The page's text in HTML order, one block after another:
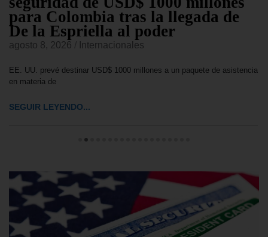
para Colombia tras la llegada de
De la Espriella al poder
agosto 8, 2026 Internacionales
EE. UU. prevé destinar USD$ 1000 millones a un paquete de asistencia
en materia de
SEGUIR LEYENDO...